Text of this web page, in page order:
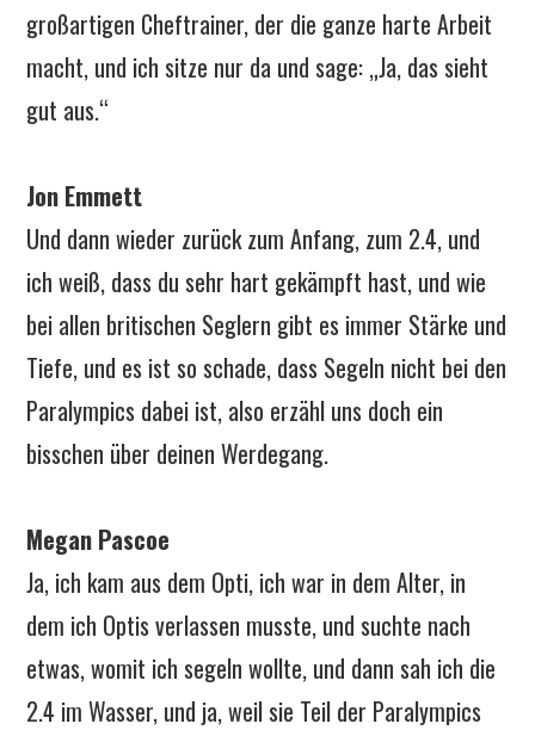
großartigen Cheftrainer, der die ganze harte Arbeit
macht, und ich sitze nur da und sage: „Ja, das sieht
gut aus.“
Jon Emmett
Und dann wieder zurück zum Anfang, zum 2.4, und
ich weiß, dass du sehr hart gekämpft hast, und wie
bei allen britischen Seglern gibt es immer Stärke und
Tiefe, und es ist so schade, dass Segeln nicht bei den
Paralympics dabei ist, also erzähl uns doch ein
bisschen über deinen Werdegang.
Megan Pascoe
Ja, ich kam aus dem Opti, ich war in dem Alter, in
dem ich Optis verlassen musste, und suchte nach
etwas, womit ich segeln wollte, und dann sah ich die
2.4 im Wasser, und ja, weil sie Teil der Paralympics